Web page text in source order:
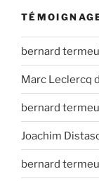
bernard
Marc Leclercq
bernard
Joachim
bernard